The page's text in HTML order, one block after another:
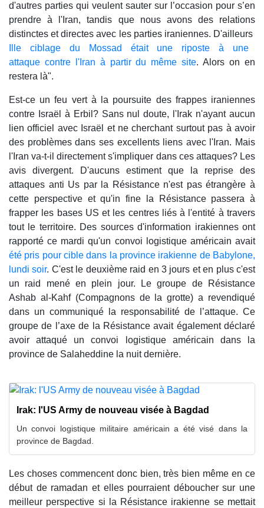
d'autres parties qui veulent sauter sur l’occasion pour s’en
prendre à l'Iran, tandis que nous avons des relations
distinctes et directes avec les parties iraniennes. D'ailleurs
Ille ciblage du Mossad était une riposte à une
attaque contre l'Iran à partir du même site. Alors on en
restera là".
Est-ce un feu vert à la poursuite des frappes iraniennes
contre Israël à Erbil? Sans nul doute, l'Irak n'ayant aucun
lien officiel avec Israël et ne cherchant surtout pas à avoir
des problèmes dans ses excellents liens avec l'Iran. Mais
l'Iran va-t-il directement s'impliquer dans ces attaques? Les
avis divergent. D'aucuns estiment que la reprise des
attaques anti Us par la Résistance n'est pas étrangère à
cette perspective et qu'in fine la Résistance passera à
frapper les bases US et les centres liés à l'entité à travers
tout le territoire. Des sources d'information irakiennes ont
rapporté ce mardi qu'un convoi logistique américain avait
été pris pour cible dans la province irakienne de Babylone,
lundi soir. C'est le deuxième raid en 3 jours et en plus c'est
un raid mené en plein jour. Le groupe de Résistance
Ashab al-Kahf (Compagnons de la grotte) a revendiqué
dans un communiqué la responsabilité de l’attaque. Ce
groupe de l’axe de la Résistance avait également déclaré
avoir attaqué un convoi logistique américain dans la
province de Salaheddine la nuit dernière.
Irak: l'US Army de nouveau visée à Bagdad
Un convoi logistique militaire américain a été visé dans la
province de Bagdad.
Les choses commencent donc bien, très bien même en ce
début de ramadan et elles pourraient déboucher sur une
meilleur perspective si la Résistance irakienne se mettait